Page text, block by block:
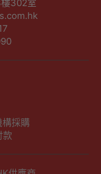
302室
構採購
款